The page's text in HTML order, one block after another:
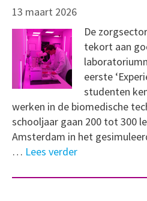
13 maart 2026
De
tekort aan
eerste
studenten
werken in de biomedische
schooljaar gaan 200 tot 300
Amsterdam in het
… Lees verder